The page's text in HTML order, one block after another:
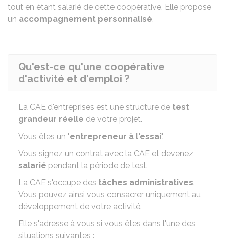
tout en étant salarié de cette coopérative. Elle propose
un accompagnement personnalisé.
Qu'est-ce qu'une coopérative
d'activité et d'emploi ?
La CAE d'entreprises est une structure de test
grandeur réelle de votre projet.
Vous êtes un "entrepreneur à l'essai".
Vous signez un contrat avec la CAE et devenez
salarié pendant la période de test.
La CAE s'occupe des tâches administratives.
Vous pouvez ainsi vous consacrer uniquement au
développement de votre activité.
Elle s'adresse à vous si vous êtes dans l'une des
situations suivantes :